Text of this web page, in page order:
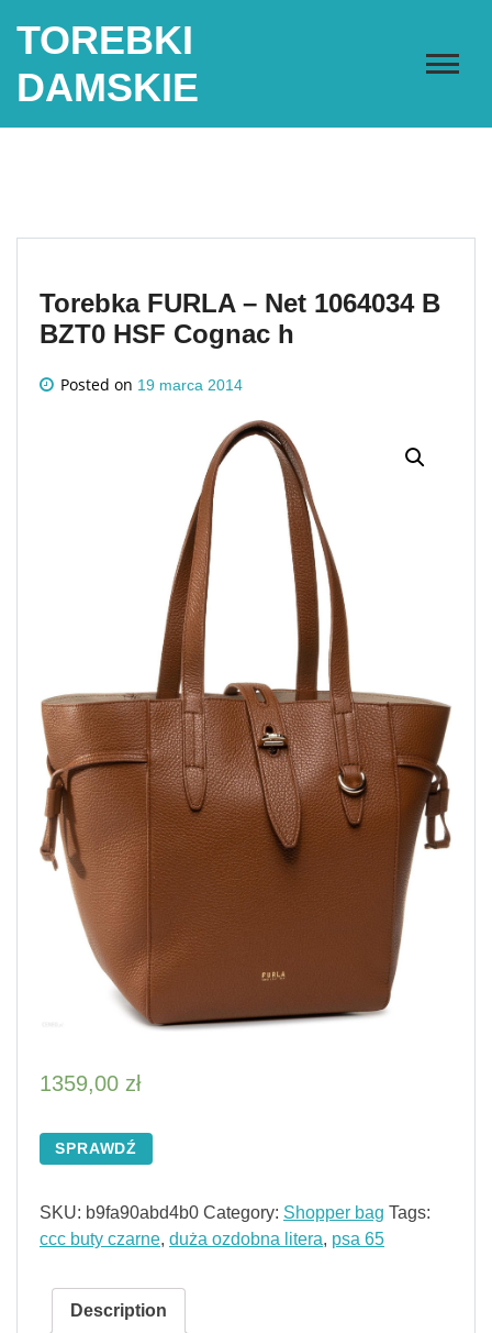
TOREBKI
DAMSKIE
Torebka FURLA – Net 1064034 B
BZT0 HSF Cognac h
Posted on 19 marca 2014
1359,00 zł
SPRAWDŹ
SKU: b9fa90abd4b0 Category: Shopper bag Tags:
ccc buty czarne, duża ozdobna litera, psa 65
Description